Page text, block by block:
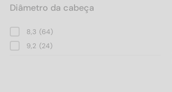
Diâmetro da cabeça
8,3 (64)
9,2 (24)